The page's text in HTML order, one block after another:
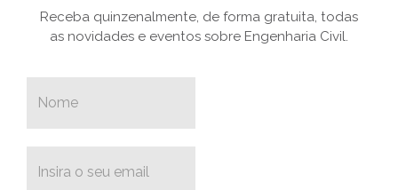
Receba quinzenalmente, de forma gratuita, todas
as novidades e eventos sobre Engenharia Civil.